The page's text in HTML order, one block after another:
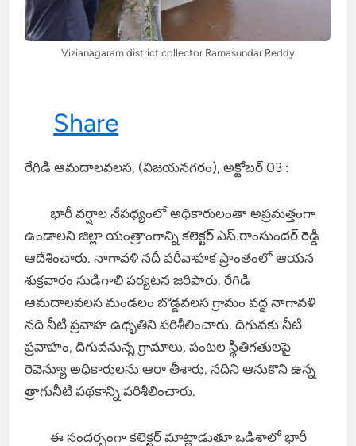
Vizianagaram district collector Ramasundar Reddy
Share
రేగిడి ఆమదాలవలస, (విజయనగరం), అక్టోబర్ 03 :
భారీ వర్షాల నేపధ్యంలో అధికారులంతా అప్రమత్తంగా
ఉండాలని జిల్లా యంత్రాంగాన్ని కలెక్టర్ ఎస్.రాంసుందర్ రెడ్డి
ఆదేశించారు. నాగావళి నదీ పరీవాహక ప్రాంతంలో ఆయన
శుక్రవారం సుడిగాలి పర్యటన జరిపారు. రేగిడి
ఆమదాలవలస మండలం బొడ్డవలస గ్రామం వద్ద నాగావళి
నది నీటి ప్రవాహ ఉధృతిని పరిశీలించారు. దిగువకు నీటి
ప్రవాహం, దిగువనున్న గ్రామాలు, పంటల స్థితిగతులపై
రెవెన్యూ అధికారులను ఆరా తీశారు. నదిని ఆనుకొని ఉన్న
త్రాగునీటి పథకాన్ని పరిశీలించారు.
ఈ సందర్భంగా కలెక్టర్ మాట్లాడుతూ ఒడిశాలో భారీ